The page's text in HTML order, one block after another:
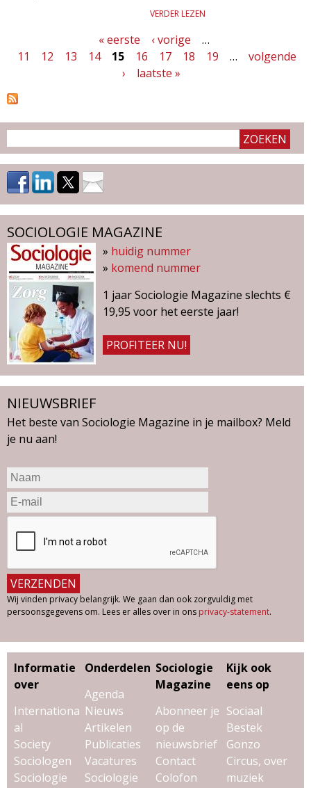
VERDER LEZEN
g
i
n
a
'
s
« eerste ‹ vorige
…
11
12 13 14 15 16 17 18 19 …
volgende
›
laatste »
SOCIOLOGIE MAGAZINE
» huidig nummer
» komend nummer
1 jaar Sociologie Magazine slechts €
19,95 voor het eerste jaar!
PROFITEER NU!
NIEUWSBRIEF
Het beste van Sociologie Magazine in je mailbox? Meld
je nu aan!
Wij vinden privacy belangrijk. We gaan dan ook zorgvuldig met
persoonsgegevens om. Lees er alles over in ons privacy-statement.
Informatie
over
Internationa
al
Society
Sociologen
Sociologie
Onderdelen
Agenda
Nieuws
Artikelen
Publicaties
Vacatures
Sociologie
Sociologie
Magazine
Abonneer je
op de
nieuwsbrief
Contact
Colofon
Kijk ook
eens op
Sociaal
Bestek
Gonzo
Circus, over
muziek